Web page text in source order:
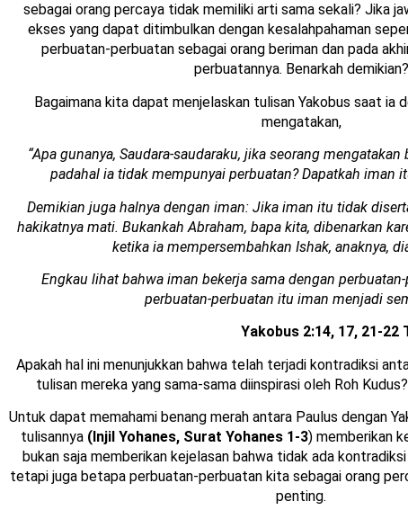
sebagai orang percaya tidak memiliki arti sama sekali? Jika
ekses yang dapat ditimbulkan dengan kesalahpahaman
perbuatan-perbuatan sebagai orang beriman dan pada
perbuatannya. Benarkah demikian?
Bagaimana kita dapat menjelaskan tulisan Yakobus saat ia
mengatakan,
“Apa gunanya, Saudara-saudaraku, jika seorang
padahal ia tidak mempunyai perbuatan? Dapatkah iman
Demikian juga halnya dengan iman: Jika iman itu tidak
hakikatnya mati. Bukankah Abraham, bapa kita, dibenarkan
ketika ia mempersembahkan Ishak, anaknya,
Engkau lihat bahwa iman bekerja sama dengan
perbuatan-perbuatan itu iman menjadi
Yakobus 2:14, 17, 21-22
Apakah hal ini menunjukkan bahwa telah terjadi kontradiksi
tulisan mereka yang sama-sama diinspirasi oleh Roh
Untuk dapat memahami benang merah antara Paulus dengan
tulisannya (Injil Yohanes, Surat Yohanes 1-3) memberikan
bukan saja memberikan kejelasan bahwa tidak ada
tetapi juga betapa perbuatan-perbuatan kita sebagai orang
penting.